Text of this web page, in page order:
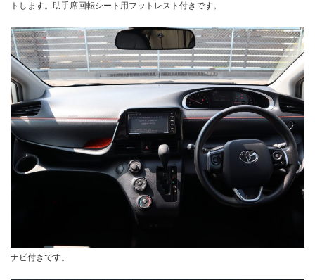
トします。助手席回転シート用フットレスト付きです。
ナビ付きです。